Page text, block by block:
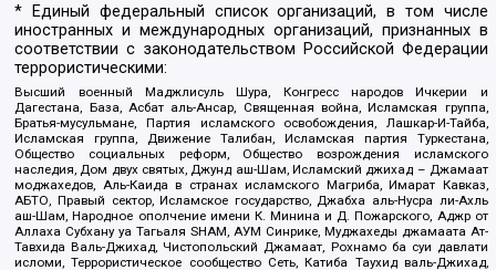
* Единый федеральный список организаций, в том числе
иностранных и международных организаций, признанных в
соответствии с законодательством Российской Федерации
террористическими:
Высший военный Маджлисуль Шура, Конгресс народов Ичкерии и
Дагестана, База, Асбат аль-Ансар, Священная война, Исламская группа,
Братья-мусульмане, Партия исламского освобождения, Лашкар-И-Тайба,
Исламская группа, Движение Талибан, Исламская партия Туркестана,
Общество социальных реформ, Общество возрождения исламского
наследия, Дом двух святых, Джунд аш-Шам, Исламский джихад – Джамаат
моджахедов, Аль-Каида в странах исламского Магриба, Имарат Кавказ,
АБТО, Правый сектор, Исламское государство, Джабха аль-Нусра ли-Ахль
аш-Шам, Народное ополчение имени К. Минина и Д. Пожарского, Аджр от
Аллаха Субхану уа Тагьаля SHAM, АУМ Синрике, Муджахеды джамаата Ат-
Тавхида Валь-Джихад, Чистопольский Джамаат, Рохнамо ба суи давлати
исломи, Террористическое сообщество Сеть, Катиба Таухид валь-Джихад,